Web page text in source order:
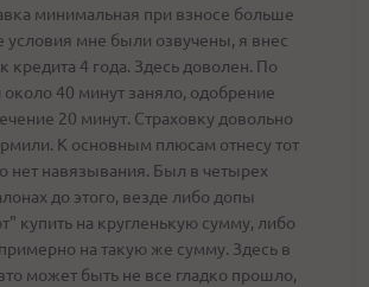
минимальная при взносе больше
условия мне были озвучены, я внес
кредита 4 года. Здесь доволен. По
40 минут заняло, одобрение
20 минут. Страховку довольно
К основным плюсам отнесу тот
нет навязывания. Был в четырех
до этого, везде либо допы
купить на кругленькую сумму, либо
на такую же сумму. Здесь в
может быть не все гладко прошло,